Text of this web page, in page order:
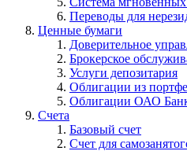
Переводы для
Ценные бумаги
Доверительное
Брокерское
Услуги депозитария
Облигации из
Облигации ОАО
Счета
Базовый счет
Счет для